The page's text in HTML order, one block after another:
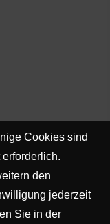
Cookies sind
den
jederzeit
Sie in der